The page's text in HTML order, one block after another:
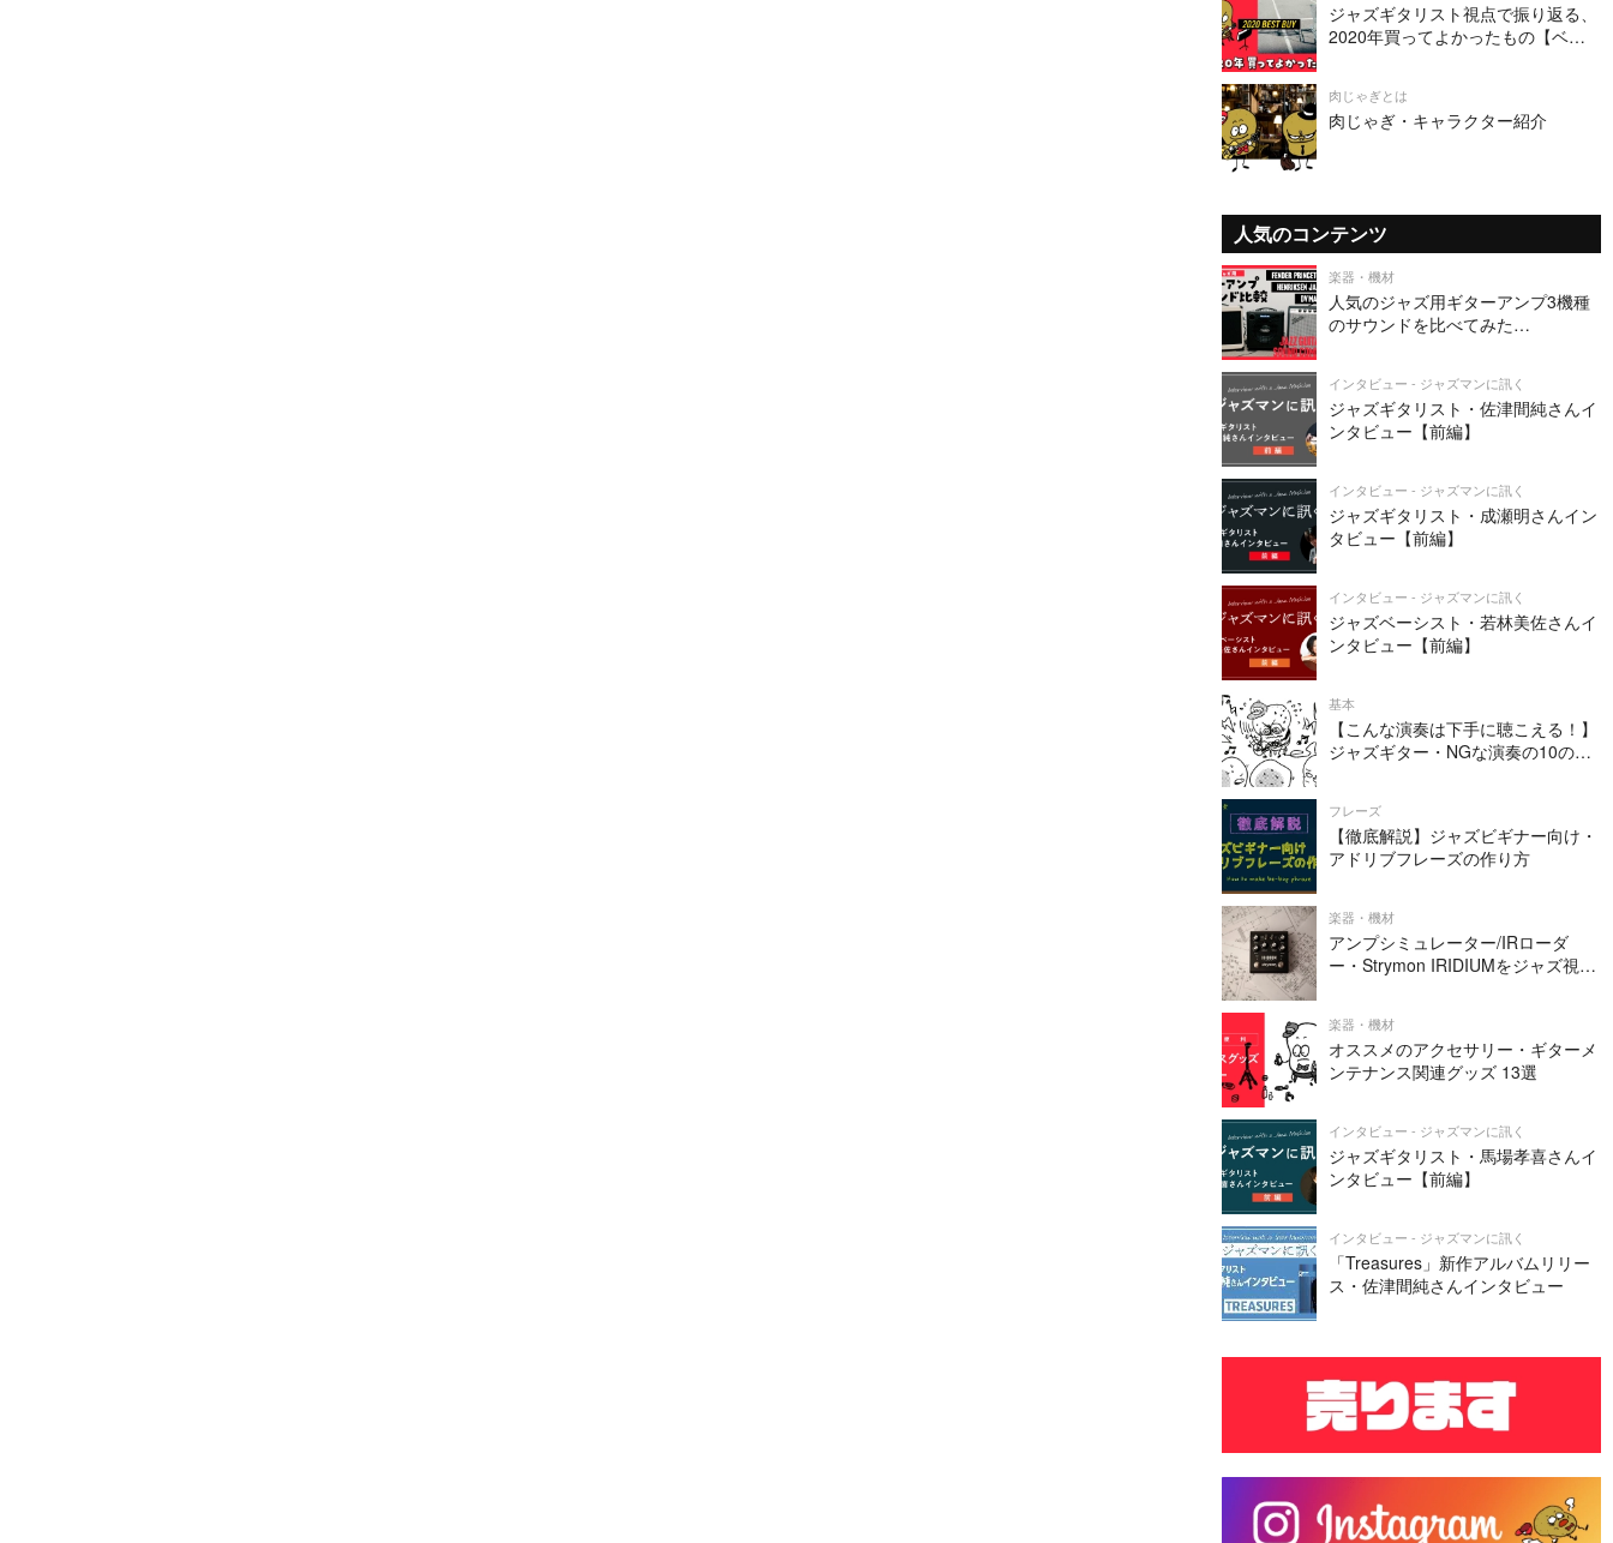
ジャズギタリスト視点で振り返る、
2020年買ってよかったもの【ベス
肉じゃぎとは
肉じゃぎ・キャラクター紹介
人気のコンテンツ
楽器・機材
人気のジャズ用ギターアンプ3機種
のサウンドを比べてみた
MARK JAZZ 12）
インタビュー - ジャズマンに訊く
ジャズギタリスト・佐津間純さんイ
ンタビュー【前編】
インタビュー - ジャズマンに訊く
ジャズギタリスト・成瀬明さんイン
タビュー【前編】
インタビュー - ジャズマンに訊く
ジャズベーシスト・若林美佐さんイ
ンタビュー【前編】
基本
【こんな演奏は下手に聴こえる！】
ジャズギター・NGな演奏の10の条
フレーズ
【徹底解説】ジャズビギナー向け・
アドリブフレーズの作り方
楽器・機材
アンプシミュレーター/IRローダ
ー・Strymon IRIDIUMをジャズ視点
楽器・機材
オススメのアクセサリー・ギターメ
ンテナンス関連グッズ 13選
インタビュー - ジャズマンに訊く
ジャズギタリスト・馬場孝喜さんイ
ンタビュー【前編】
インタビュー - ジャズマンに訊く
「Treasures」新作アルバムリリー
ス・佐津間純さんインタビュー